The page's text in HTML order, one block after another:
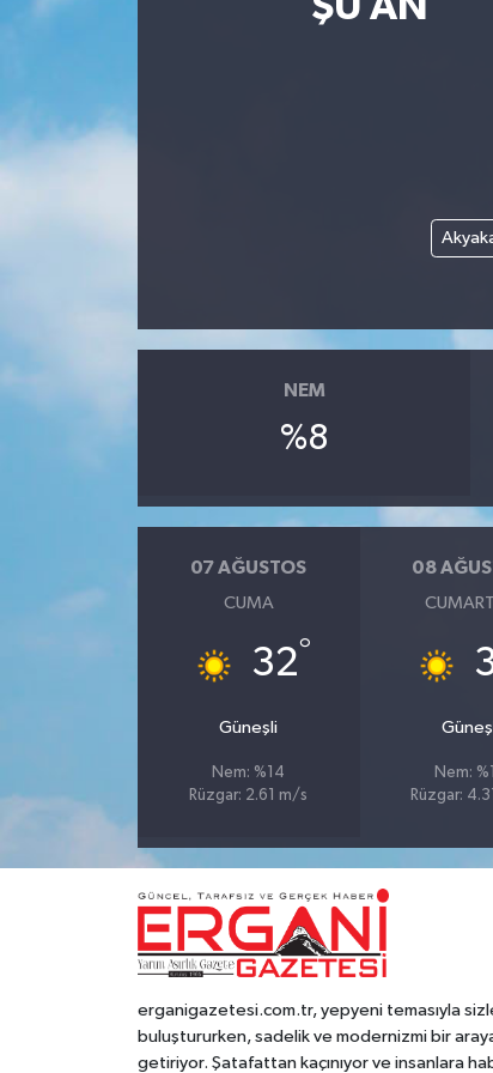
NEM
%8
07 AĞUSTOS
CUMA
32°
Güneşli
Nem: %14
Rüzgar: 2.61 m/s
08
Nem:
Rüzgar:
erganigazetesi.com.tr, yepyeni temasıyla
buluştururken, sadelik ve modernizmi bir
getiriyor. Şatafattan kaçınıyor ve insanlara